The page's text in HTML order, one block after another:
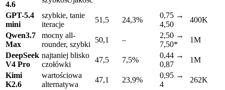
4.6
GPT-5.4
mini
szybkie, tanie
iteracje
51,5 24,3%
0,75 →
4,50
400K
Qwen3.7
Max
mocny all-
rounder, szybki
50,1 –
2,50 →
7,50*
1M
DeepSeek
V4 Pro
najtaniej blisko
czołówki
47,5 7,5%
0,44 →
0,87
1M
Kimi
K2.6
wartościowa
alternatywa
47,1 23,9%
0,95 →
4
262K